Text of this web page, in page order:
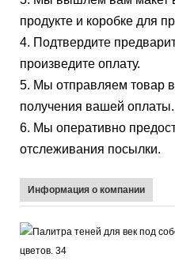
продукте и коробке для
4. Подтвердите
произведите оплату.
5. Мы отправляем товар
получения вашей оплаты.
6. Мы оперативно
отслеживания посылки.
Информация о компании